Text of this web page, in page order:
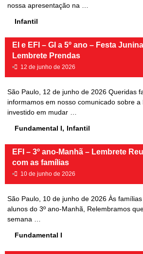
nossa apresentação na …
Infantil
EI e EFI – GI a 5º ano – Festa
Lembrete Prendas
• 12 de junho de 2026
São Paulo, 12 de junho de 2026 Queridas
informamos em nosso comunicado sobre
investido em mudar …
Fundamental I, Infantil
EFI – 3º ano-Manhã – Lembrete
com as famílias
• 10 de junho de 2026
São Paulo, 10 de junho de 2026 Às
alunos do 3º ano-Manhã, Relembramos
semana …
Fundamental I